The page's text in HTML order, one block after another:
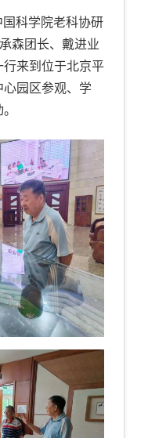
国科学院老科协研
森团长、戴进业
来到位于北京平
园区参观、学